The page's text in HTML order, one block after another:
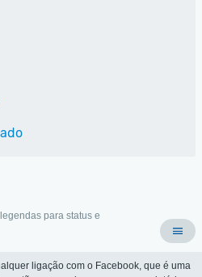
para status e
ligação com o Facebook, que é uma